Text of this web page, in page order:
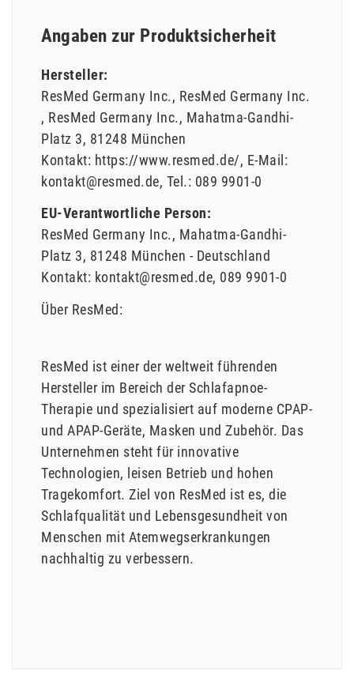
Angaben zur Produktsicherheit
Hersteller:
ResMed Germany Inc. ResMed Germany Inc.
ResMed Germany Inc. Mahatma-Gandhi-
Platz 3 81248 München
Kontakt: https://www.resmed.de/ E-Mail:
kontakt@resmed.de Tel.: 089 9901-0
EU-Verantwortliche Person:
ResMed Germany Inc. Mahatma-Gandhi-
Platz 3 81248 München
Deutschland
Kontakt: kontakt@resmed.de 089 9901-0
Über ResMed:
ResMed ist einer der weltweit führenden
Hersteller im Bereich der Schlafapnoe-
Therapie und spezialisiert auf moderne CPAP-
und APAP-Geräte, Masken und Zubehör. Das
Unternehmen steht für innovative
Technologien, leisen Betrieb und hohen
Tragekomfort. Ziel von ResMed ist es, die
Schlafqualität und Lebensgesundheit von
Menschen mit Atemwegserkrankungen
nachhaltig zu verbessern.